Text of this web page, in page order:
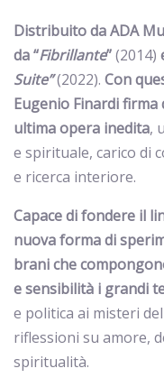
Distribuito da ADA
da “Fibrillante”(2014)
Suite”(2022). Con
Eugenio Finardi
ultima opera inedita,
e spirituale, carico di
e ricerca interiore.
Capace di fondere il
nuova forma di
brani che
e sensibilità i grandi
e politica ai misteri
riflessioni su amore,
spiritualità.